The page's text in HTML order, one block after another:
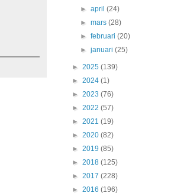
►april(24)
►mars(28)
►februari(20)
►januari(25)
► 2025 (139)
► 2024 (1)
► 2023 (76)
► 2022 (57)
► 2021 (19)
► 2020 (82)
► 2019 (85)
► 2018 (125)
► 2017 (228)
► 2016 (196)